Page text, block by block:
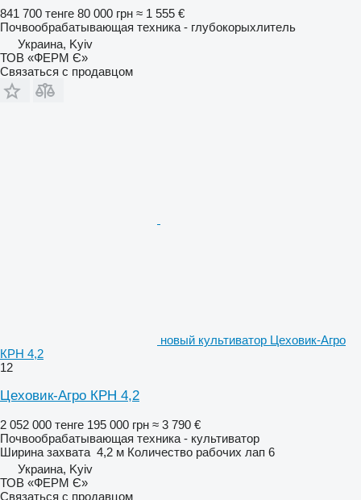
841 700 тенге 80 000 грн ≈ 1 555 €
Почвообрабатывающая техника - глубокорыхлитель
Украина, Kyiv
ТОВ «ФЕРМ Є»
Связаться с продавцом
новый культиватор Цеховик-Агро
КРН 4,2
12
Цеховик-Агро КРН 4,2
2 052 000 тенге 195 000 грн ≈ 3 790 €
Почвообрабатывающая техника - культиватор
Ширина захвата 4,2 м Количество рабочих лап 6
Украина, Kyiv
ТОВ «ФЕРМ Є»
Связаться с продавцом